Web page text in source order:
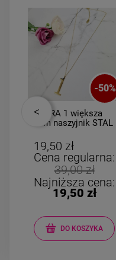
-50%
CYFRA 1 większa
3cm naszyjnik STAL
19,50 zł
Cena regularna:
39,00 zł
Najniższa cena:
19,50 zł
DO KOSZYKA